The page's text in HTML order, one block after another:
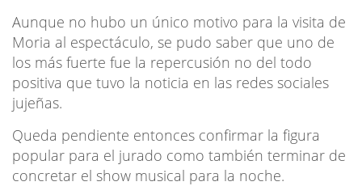
Aunque no hubo un único motivo para la visita de
Moria al espectáculo, se pudo saber que uno de
los más fuerte fue la repercusión no del todo
positiva que tuvo la noticia en las redes sociales
jujeñas.
Queda pendiente entonces confirmar la figura
popular para el jurado como también terminar de
concretar el show musical para la noche.